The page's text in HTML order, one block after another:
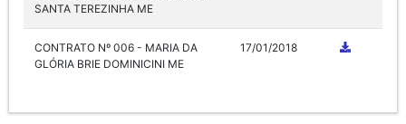
SANTA TEREZINHA ME
CONTRATO Nº 006 - MARIA DA
GLÓRIA BRIE DOMINICINI ME
17/01/2018